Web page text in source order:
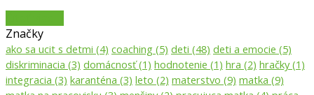
Značky
ako sa ucit s detmi (4) coaching (5) deti (48) deti a emocie (5)
diskriminacia (3) domácnosť(1) hodnotenie (1) hra (2) hračky(1)
integracia (3) karanténa (3) leto (2) materstvo (9) matka (9)